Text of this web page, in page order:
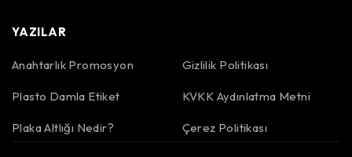
YAZILAR
Anahtarlık Promosyon
Plasto Damla Etiket
Plaka Altlığı Nedir?
Gizlilik Politikası
KVKK Aydınlatma Metni
Çerez Politikası